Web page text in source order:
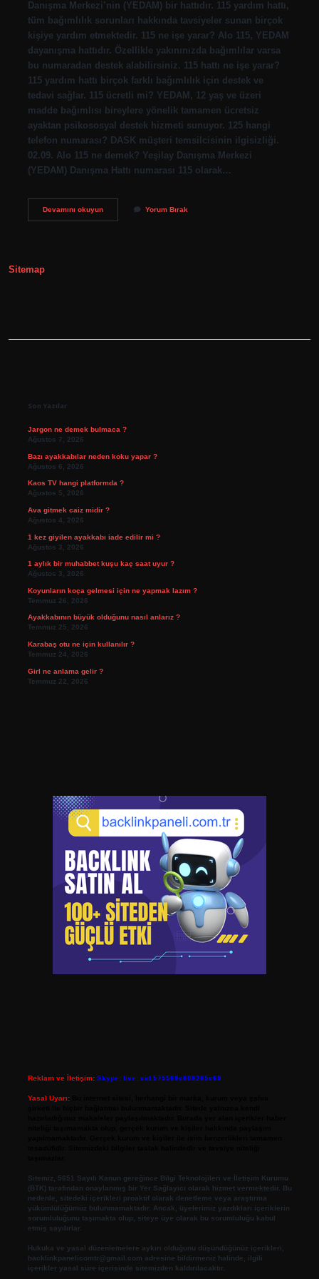
Danışma Merkezi’nin (YEDAM) bir hattıdır. 115 yardım hattı,
tüm bağımlılık sorunları hakkında tavsiyeler sunan birçok
kişiye yardım etmektedir. 115 ne işe yarar? Alo 115, YEDAM
dayanışma hattıdır. Özellikle yakınınızda bağımlılar varsa
bu numaradan destek alabilirsiniz. 115 hattı ne işe yarar?
115 yardım hattı birçok farklı bağımlılık için destek ve
tedavi sağlar. 115 ücretli mi? YEDAM, 12 yaş ve üzeri
madde bağımlısı bireylere yönelik tamamen ücretsiz
ayaktan psikososyal destek hizmeti sunuyor. 125 hangi
telefon numarası? DASK müşteri temsilcisinin ilgisizliği.
02.09. Alo 115 ne demek? Yeşilay Danışma Merkezi
(YEDAM) Danışma Hattı numarası 115 olarak…
Devamını okuyun115
Yorum Bırak
Sitemap
Son Yazılar
Jargon ne demek bulmaca ?
Ağustos 7, 2026
Bazı ayakkabılar neden koku yapar ?
Ağustos 6, 2026
Kaos TV hangi platformda ?
Ağustos 5, 2026
Ava gitmek caiz midir ?
Ağustos 4, 2026
1 kez giyilen ayakkabı iade edilir mi ?
Ağustos 3, 2026
1 aylık bir muhabbet kuşu kaç saat uyur ?
Ağustos 3, 2026
Koyunların koça gelmesi için ne yapmak lazım ?
Temmuz 26, 2026
Ayakkabının büyük olduğunu nasıl anlarız ?
Temmuz 25, 2026
Karabaş otu ne için kullanılır ?
Temmuz 24, 2026
Girl ne anlama gelir ?
Temmuz 22, 2026
Reklam ve İletişim: Skype: live:.cid.575569c608265c69
Yasal Uyarı:
Sitemiz, 5651 Sayılı Kanun gereğince Bilgi Teknolojileri ve İletişim Kurumu
(BTK) tarafından onaylanmış bir Yer Sağlayıcı olarak hizmet vermektedir. Bu
nedenle, sitedeki içerikleri proaktif olarak denetleme veya araştırma
yükümlülüğümüz bulunmamaktadır. Ancak, üyelerimiz yazdıkları içeriklerin
sorumluluğunu taşımakta olup, siteye üye olarak bu sorumluluğu kabul
etmiş sayılırlar.
Hukuka ve yasal düzenlemelere aykırı olduğunu düşündüğünüz içerikleri,
backlinkpanelicomtr@gmail.com adresine bildirmeniz halinde, ilgili
içerikler yasal süre içerisinde sitemizden kaldırılacaktır.